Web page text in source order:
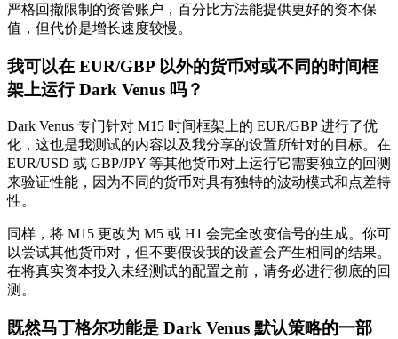
严格回撤限制的资管账户，百分比方法能提供更好的资本保
值，但代价是增长速度较慢。
我可以在 EUR/GBP 以外的货币对或不同的时间框
架上运行 Dark Venus 吗？
Dark Venus 专门针对 M15 时间框架上的 EUR/GBP 进行了优
化，这也是我测试的内容以及我分享的设置所针对的目标。在
EUR/USD 或 GBP/JPY 等其他货币对上运行它需要独立的回测
来验证性能，因为不同的货币对具有独特的波动模式和点差特
性。
同样，将 M15 更改为 M5 或 H1 会完全改变信号的生成。你可
以尝试其他货币对，但不要假设我的设置会产生相同的结果。
在将真实资本投入未经测试的配置之前，请务必进行彻底的回
测。
既然马丁格尔功能是 Dark Venus 默认策略的一部